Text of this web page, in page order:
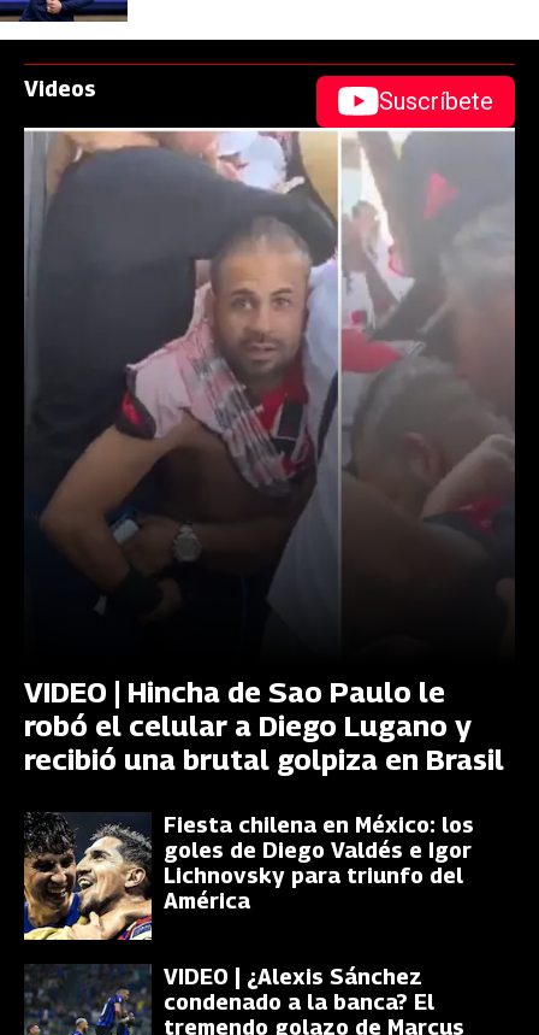
Videos Suscríbete
abre en nueva pestaña
VIDEO | Hincha de Sao Paulo le
robó el celular a Diego Lugano y
recibió una brutal golpiza en Brasil
Fiesta chilena en México: los
goles de Diego Valdés e Igor
Lichnovsky para triunfo del
América
VIDEO | ¿Alexis Sánchez
condenado a la banca? El
tremendo golazo de Marcus